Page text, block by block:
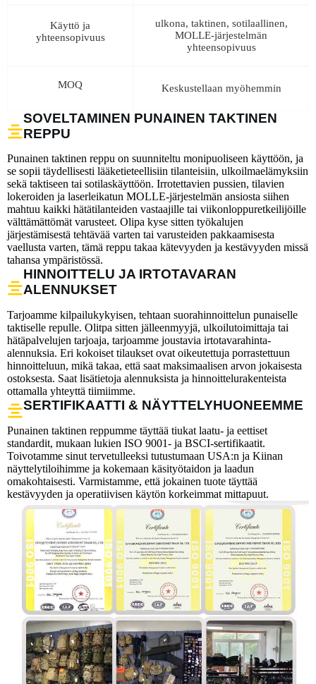
Käyttö ja
yhteensopivuus
ulkona, taktinen, sotilaallinen,
MOLLE-järjestelmän
yhteensopivuus
MOQ Keskustellaan myöhemmin
SOVELTAMINEN PUNAINEN TAKTINEN
REPPU
Punainen taktinen reppu on suunniteltu monipuoliseen käyttöön, ja
se sopii täydellisesti lääketieteellisiin tilanteisiin, ulkoilmaelämyksiin
sekä taktiseen tai sotilaskäyttöön. Irrotettavien pussien, tilavien
lokeroiden ja laserleikatun MOLLE-järjestelmän ansiosta siihen
mahtuu kaikki hätätilanteiden vastaajille tai viikonloppuretkeilijöille
välttämättömät varusteet. Olipa kyse sitten työkalujen
järjestämisestä tehtävää varten tai varusteiden pakkaamisesta
vaellusta varten, tämä reppu takaa kätevyyden ja kestävyyden missä
tahansa ympäristössä.
HINNOITTELU JA IRTOTAVARAN
ALENNUKSET
Tarjoamme kilpailukykyisen, tehtaan suorahinnoittelun punaiselle
taktiselle repulle. Olitpa sitten jälleenmyyjä, ulkoilutoimittaja tai
hätäpalvelujen tarjoaja, tarjoamme joustavia irtotavarahinta-
alennuksia. Eri kokoiset tilaukset ovat oikeutettuja porrastettuun
hinnoitteluun, mikä takaa, että saat maksimaalisen arvon jokaisesta
ostoksesta. Saat lisätietoja alennuksista ja hinnoittelurakenteista
ottamalla yhteyttä tiimiimme.
SERTIFIKAATTI & NÄYTTELYHUONEEMME
Punainen taktinen reppumme täyttää tiukat laatu- ja eettiset
standardit, mukaan lukien ISO 9001- ja BSCI-sertifikaatit.
Toivotamme sinut tervetulleeksi tutustumaan USA:n ja Kiinan
näyttelytiloihimme ja kokemaan käsityötaidon ja laadun
omakohtaisesti. Varmistamme, että jokainen tuote täyttää
kestävyyden ja operatiivisen käytön korkeimmat mittapuut.